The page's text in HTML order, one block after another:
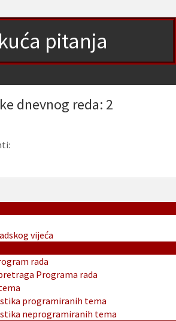
pitanja
dnevnog reda: 2
vijeća
rada
Programa rada
programiranih tema
neprogramiranih tema